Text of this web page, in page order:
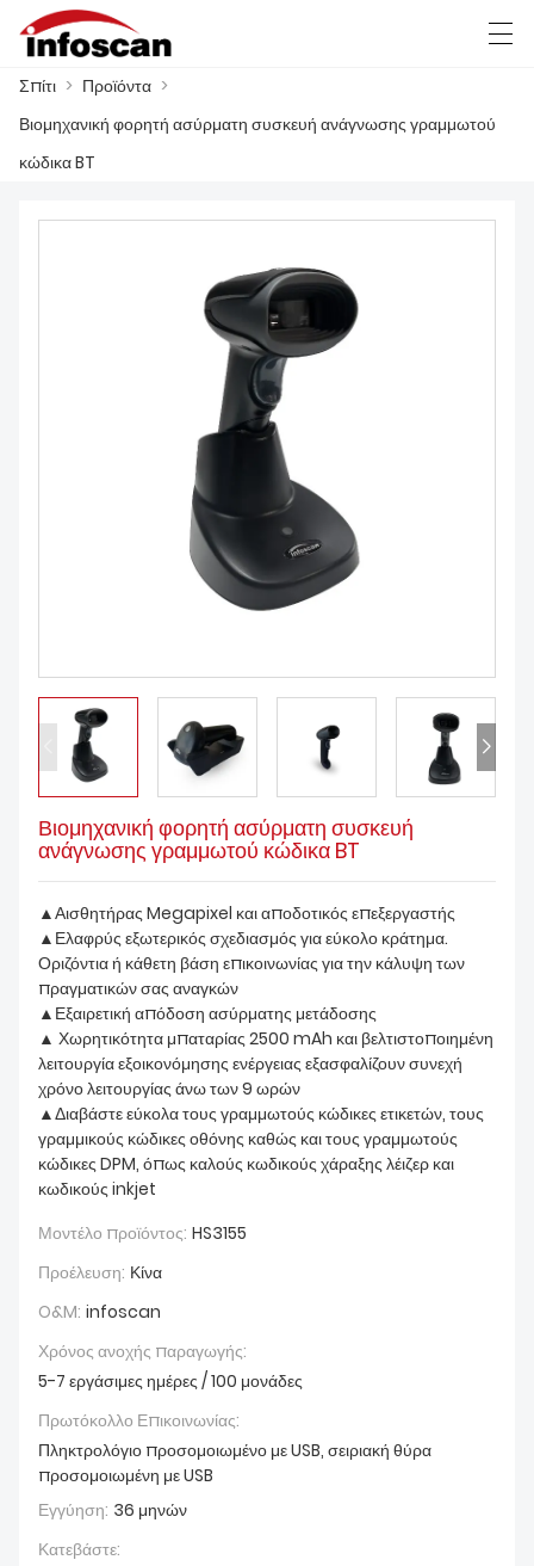
ΣΠΊΤΙ
ΕΠΙΚΟΙΝΩΝΉΣΤΕ ΜΑΖΊ ΜΑΣ
العربية 中文
Σπίτι > Προϊόντα >
Βιομηχανική φορητή ασύρματη συσκευή ανάγνωσης γραμμωτού
κώδικα BT
Βιομηχανική φορητή ασύρματη συσκευή
ανάγνωσης γραμμωτού κώδικα BT
▲Αισθητήρας Megapixel και αποδοτικός επεξεργαστής
▲Ελαφρύς εξωτερικός σχεδιασμός για εύκολο κράτημα.
Οριζόντια ή κάθετη βάση επικοινωνίας για την κάλυψη των
πραγματικών σας αναγκών
▲Εξαιρετική απόδοση ασύρματης μετάδοσης
▲ Χωρητικότητα μπαταρίας 2500 mAh και βελτιστοποιημένη
λειτουργία εξοικονόμησης ενέργειας εξασφαλίζουν συνεχή
χρόνο λειτουργίας άνω των 9 ωρών
▲Διαβάστε εύκολα τους γραμμωτούς κώδικες ετικετών, τους
γραμμικούς κώδικες οθόνης καθώς και τους γραμμωτούς
κώδικες DPM, όπως καλούς κωδικούς χάραξης λέιζερ και
κωδικούς inkjet
Μοντέλο προϊόντος: HS3155
Προέλευση: Κίνα
O&M: infoscan
Χρόνος ανοχής παραγωγής:
5-7 εργάσιμες ημέρες / 100 μονάδες
Πρωτόκολλο Επικοινωνίας:
Πληκτρολόγιο προσομοιωμένο με USB, σειριακή θύρα
προσομοιωμένη με USB
Εγγύηση: 36 μηνών
Κατεβάστε: